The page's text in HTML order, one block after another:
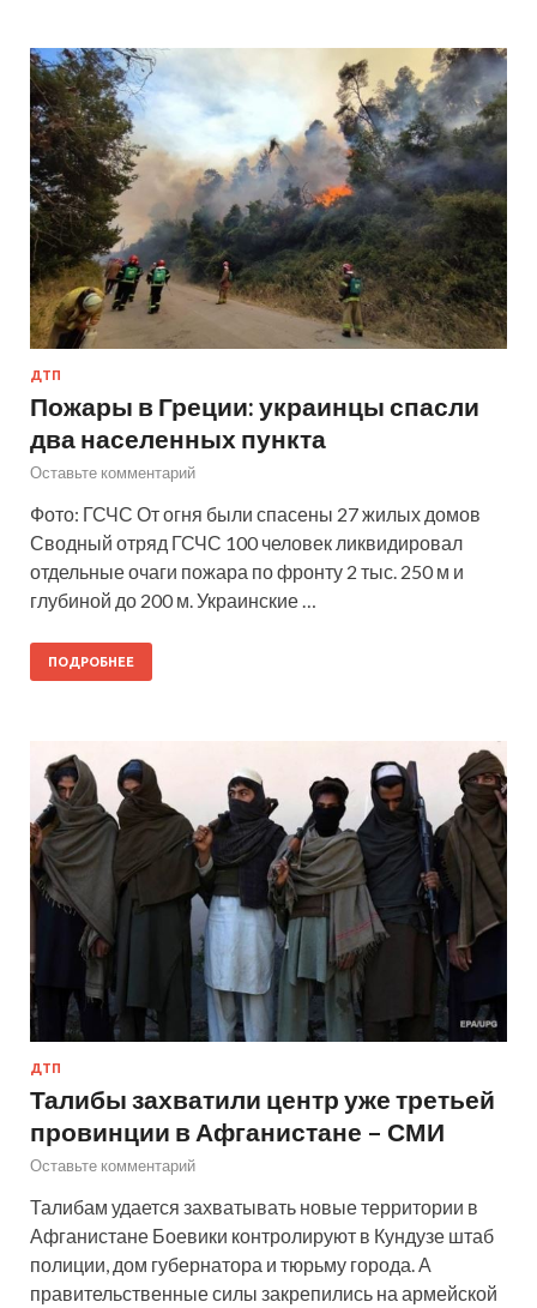
ДТП
Пожары в Греции: украинцы спасли
два населенных пункта
Оставьте комментарий
Фото: ГСЧС От огня были спасены 27 жилых домов
Сводный отряд ГСЧС 100 человек ликвидировал
отдельные очаги пожара по фронту 2 тыс. 250 м и
глубиной до 200 м. Украинские …
ПОДРОБНЕЕ
ДТП
Талибы захватили центр уже третьей
провинции в Афганистане – СМИ
Оставьте комментарий
Талибам удается захватывать новые территории в
Афганистане Боевики контролируют в Кундузе штаб
полиции, дом губернатора и тюрьму города. А
правительственные силы закрепились на армейской